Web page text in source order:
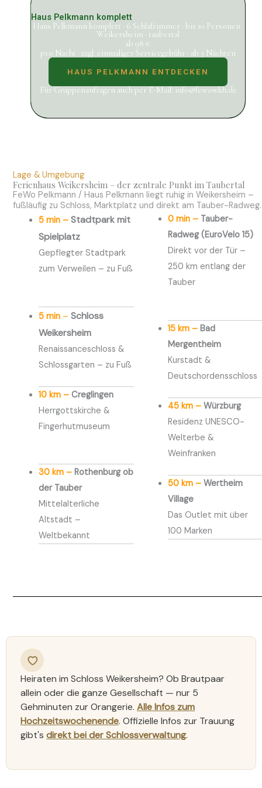
Haus Pelkmann komplett
Haus Pelkmann komplett · 6 Schlafzimmer · bis 10 Personen ·
Weikersheim · taubertal
ab 98 €
pro Nacht · zzgl. einmaliger Servicegebühr · ab 3 Nächten
HAUS PELKMANN ENTDECKEN
Für Gruppenanfragen auch per E-Mail: info@fewowkh.de
Lage & Umgebung
Ferienhaus Weikersheim – der zentrale Punkt im Taubertal
FeWo Pelkmann / Haus Pelkmann liegt ruhig in Weikersheim –
fußläufig zu Schloss, Marktplatz und direkt am Tauber-Radweg.
5 min – Stadtpark mit
Spielplatz
Gepflegter Stadtpark
zum Verweilen – zu Fuß
5 min– Schloss
Weikersheim
Renaissanceschloss &
Schlossgarten – zu Fuß
10 km –Creglingen
Herrgottskirche &
Fingerhutmuseum
30 km –Rothenburg ob
der Tauber
Mittelalterliche
Altstadt –
Weltbekannt
0 min – Tauber-
Radweg (EuroVelo 15)
Direkt vor der Tür –
250 km entlang der
Tauber
15 km – Bad
Mergentheim
Kurstadt &
Deutschordensschloss
45 km – Würzburg
Residenz UNESCO-
Welterbe &
Weinfranken
50 km – Wertheim
Village
Das Outlet mit über
100 Marken
Heiraten im Schloss Weikersheim? Ob Brautpaar
allein oder die ganze Gesellschaft — nur 5
Gehminuten zur Orangerie. Alle Infos zum
Hochzeitswochenende. Offizielle Infos zur Trauung
gibt's direkt bei der Schlossverwaltung.